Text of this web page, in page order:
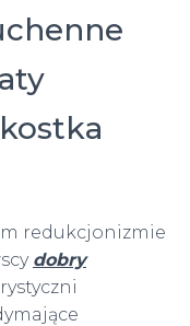
redukcjonizmie
dobry